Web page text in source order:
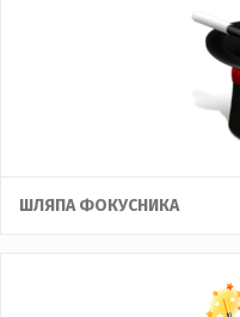
ШЛЯПА ФОКУСНИКА